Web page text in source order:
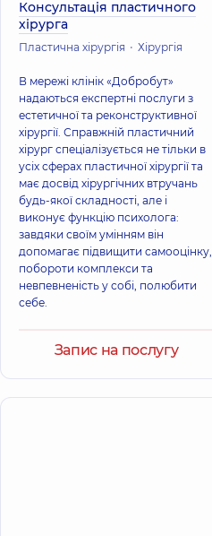
Консультація пластичного
хірурга
Пластична хірургія Хірургія
В мережі клінік «Добробут»
надаються експертні послуги з
естетичної та реконструктивної
хірургії. Справжній пластичний
хірург спеціалізується не тільки в
усіх сферах пластичної хірургії та
має досвід хірургічних втручань
будь-якої складності, але і
виконує функцію психолога:
завдяки своїм умінням він
допомагає підвищити самооцінку,
побороти комплекси та
невпевненість у собі, полюбити
себе.
Запис на послугу